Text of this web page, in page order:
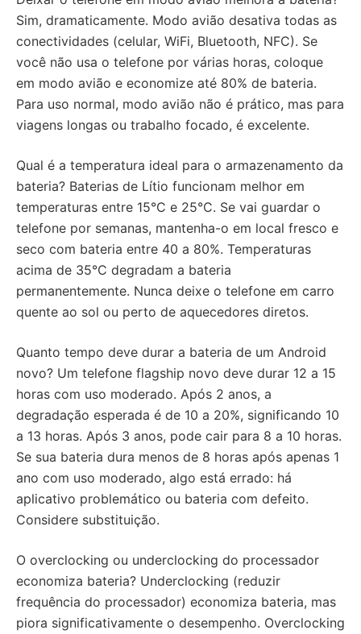
Sim, dramaticamente. Modo avião desativa todas as
conectividades (celular, WiFi, Bluetooth, NFC). Se
você não usa o telefone por várias horas, coloque
em modo avião e economize até 80% de bateria.
Para uso normal, modo avião não é prático, mas para
viagens longas ou trabalho focado, é excelente.
Qual é a temperatura ideal para o armazenamento da
bateria? Baterias de Lítio funcionam melhor em
temperaturas entre 15°C e 25°C. Se vai guardar o
telefone por semanas, mantenha-o em local fresco e
seco com bateria entre 40 a 80%. Temperaturas
acima de 35°C degradam a bateria
permanentemente. Nunca deixe o telefone em carro
quente ao sol ou perto de aquecedores diretos.
Quanto tempo deve durar a bateria de um Android
novo? Um telefone flagship novo deve durar 12 a 15
horas com uso moderado. Após 2 anos, a
degradação esperada é de 10 a 20%, significando 10
a 13 horas. Após 3 anos, pode cair para 8 a 10 horas.
Se sua bateria dura menos de 8 horas após apenas 1
ano com uso moderado, algo está errado: há
aplicativo problemático ou bateria com defeito.
Considere substituição.
O overclocking ou underclocking do processador
economiza bateria? Underclocking (reduzir
frequência do processador) economiza bateria, mas
piora significativamente o desempenho. Overclocking